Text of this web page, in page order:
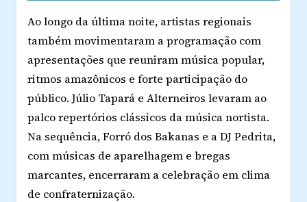
Ao longo da última noite, artistas regionais
também movimentaram a programação com
apresentações que reuniram música popular,
ritmos amazônicos e forte participação do
público. Júlio Tapará e Alterneiros levaram ao
palco repertórios clássicos da música nortista.
Na sequência, Forró dos Bakanas e a DJ Pedrita,
com músicas de aparelhagem e bregas
marcantes, encerraram a celebração em clima
de confraternização.